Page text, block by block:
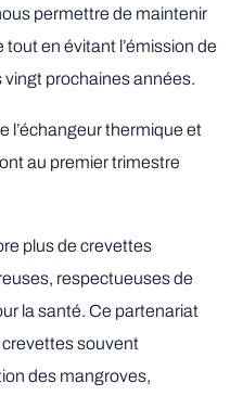
permettre de maintenir
en évitant l’émission de
prochaines années.
l’échangeur thermique et
au premier trimestre
plus de crevettes
respectueuses de
la santé. Ce partenariat
crevettes souvent
des mangroves,